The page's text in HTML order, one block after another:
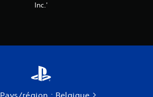
Inc.'
Pays/région : Belgique